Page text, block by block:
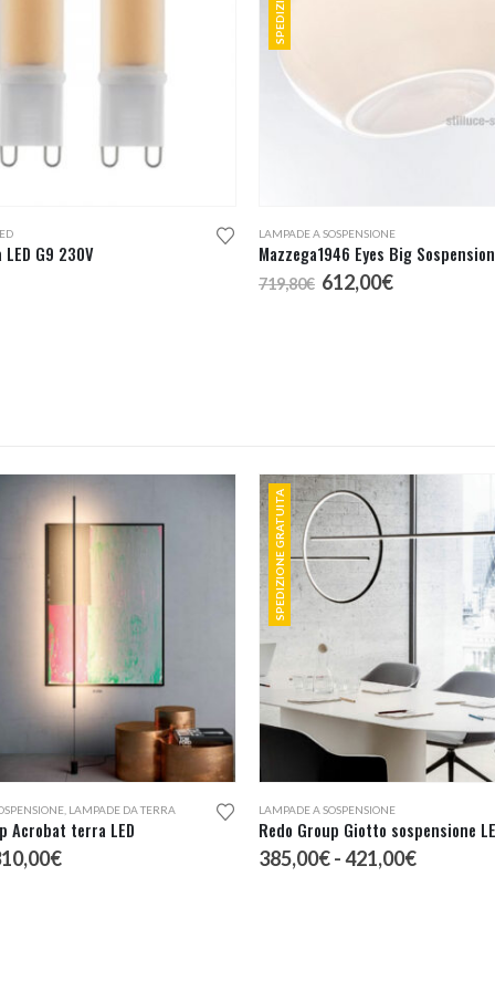
G9 230V
LAMPADE A SOSPENSIONE
Mazzega1946 Eyes Big
719,80€ Il
prezzo
612,00€Il
LAMPADE DA TERRA
Acrobat terra LED
prezzo
€Il
SPEDIZIONE GRATUITA
Questo prodotto ha più varianti. Le opzioni possono essere scelte nella pagina del prodotto
LAMPADE A SOSPENSIONE
Redo Group Giotto sospensione
385,00€-421,00€Fascia